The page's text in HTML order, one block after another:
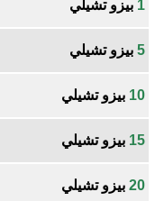
1 بيزو تشيلي
5 بيزو تشيلي
10 بيزو تشيلي
15 بيزو تشيلي
20 بيزو تشيلي